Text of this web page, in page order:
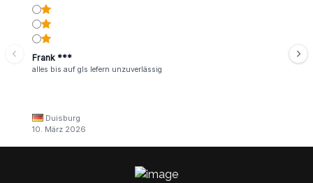
Frank ***
alles bis auf gls lefern unzuverlässig
Duisburg
10. März 2026